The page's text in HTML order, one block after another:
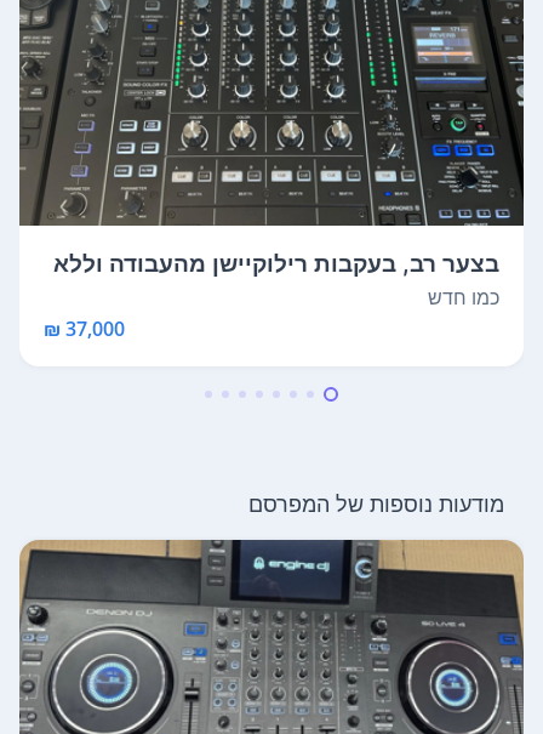
בצער רב, בעקבות רילוקיישן מהעבודה וללא
ב...
כמו חדש
37,000 ₪
מודעות נוספות של המפרסם